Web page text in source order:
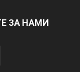
ЗА НАМИ